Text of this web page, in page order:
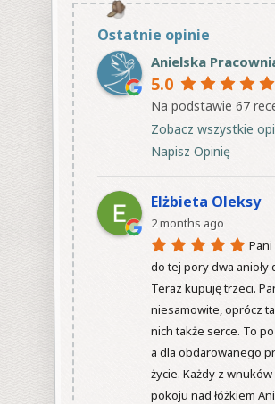
Ostatnie opinie
Anielska
5.0
Na podstawie 67
Zobacz wszystkie
Napisz Opinię
Elżbieta Oleksy
2 months ago
Pani
do tej pory dwa anioły
Teraz kupuję trzeci.
niesamowite, oprócz
nich także serce. To
a dla obdarowanego
życie. Każdy z
pokoju nad łóżkiem